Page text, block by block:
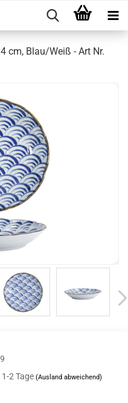
cm, Blau/Weiß - Art Nr.
1-2 Tage(Ausland abweichend)